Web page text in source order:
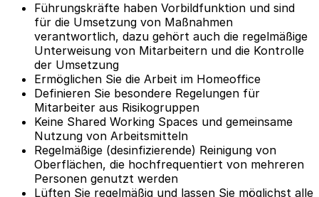
Führungskräfte haben Vorbildfunktion und sind
für die Umsetzung von Maßnahmen
verantwortlich, dazu gehört auch die regelmäßige
Unterweisung von Mitarbeitern und die Kontrolle
der Umsetzung
Ermöglichen Sie die Arbeit im Homeoffice
Definieren Sie besondere Regelungen für
Mitarbeiter aus Risikogruppen
Keine Shared Working Spaces und gemeinsame
Nutzung von Arbeitsmitteln
Regelmäßige (desinfizierende) Reinigung von
Oberflächen, die hochfrequentiert von mehreren
Personen genutzt werden
Lüften Sie regelmäßig und lassen Sie möglichst alle